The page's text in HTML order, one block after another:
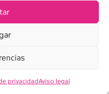
privacidadAviso legal